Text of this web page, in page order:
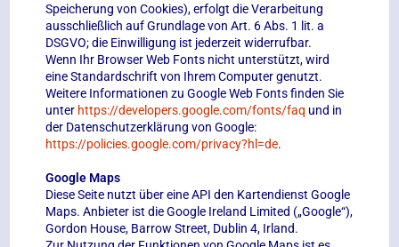
Speicherung von Cookies), erfolgt die Verarbeitung
ausschließlich auf Grundlage von Art. 6 Abs. 1 lit. a
DSGVO; die Einwilligung ist jederzeit widerrufbar.
Wenn Ihr Browser Web Fonts nicht unterstützt, wird
eine Standardschrift von Ihrem Computer genutzt.
Weitere Informationen zu Google Web Fonts finden Sie
unter https://developers.google.com/fonts/faq und in
der Datenschutzerklärung von Google:
https://policies.google.com/privacy?hl=de.
Google Maps
Diese Seite nutzt über eine API den Kartendienst Google
Maps. Anbieter ist die Google Ireland Limited („Google“),
Gordon House, Barrow Street, Dublin 4, Irland.